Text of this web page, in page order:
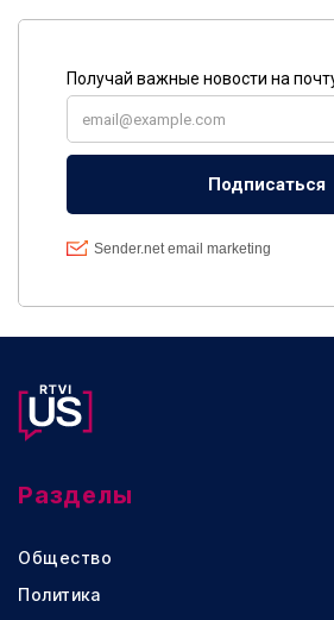
Разделы
Общество
Политика